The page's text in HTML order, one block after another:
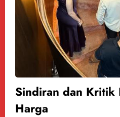
Sindiran dan Kritik
Harga